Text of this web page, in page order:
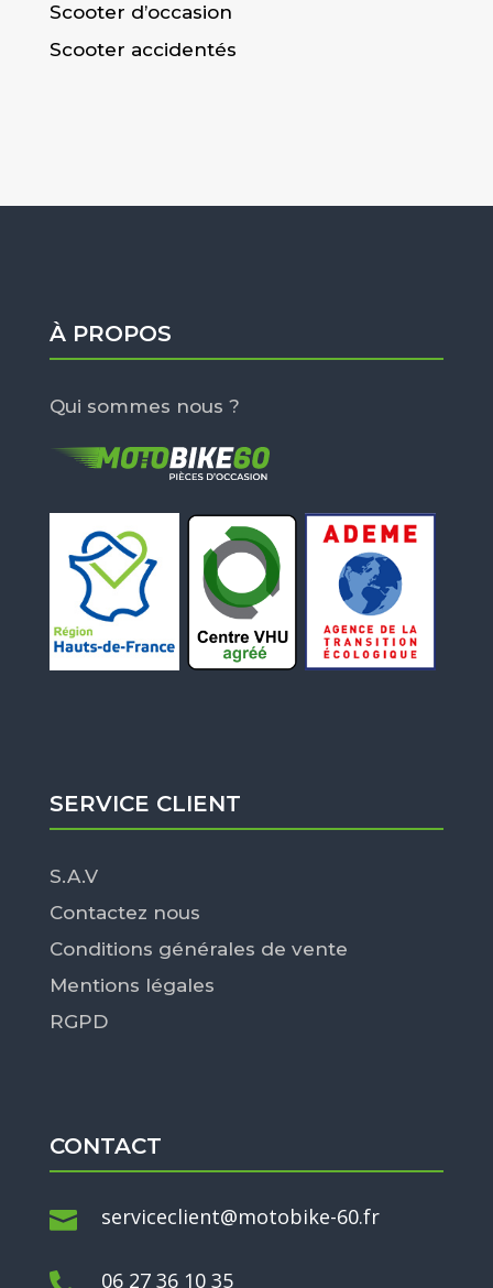
Scooter d’occasion
Scooter accidentés
À PROPOS
Qui sommes nous ?
SERVICE CLIENT
S.A.V
Contactez nous
Conditions générales de vente
Mentions légales
RGPD
CONTACT
 serviceclient@motobike-60.fr
06 27 36 10 35